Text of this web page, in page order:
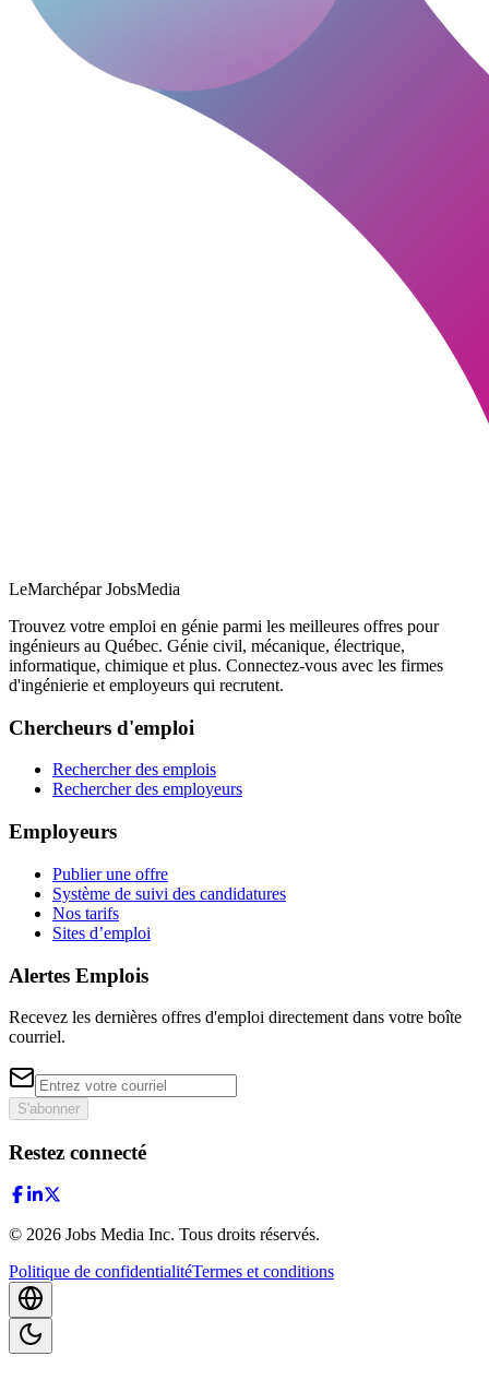
LeMarchépar JobsMedia
Trouvez votre emploi en génie parmi les meilleures offres pour
ingénieurs au Québec. Génie civil, mécanique, électrique,
informatique, chimique et plus. Connectez-vous avec les firmes
d'ingénierie et employeurs qui recrutent.
Chercheurs d'emploi
Rechercher des emplois
Rechercher des employeurs
Employeurs
Publier une offre
Système de suivi des candidatures
Nos tarifs
Sites d’emploi
Alertes Emplois
Recevez les dernières offres d'emploi directement dans votre boîte
courriel.
S'abonner
Restez connecté
© 2026 Jobs Media Inc. Tous droits réservés.
Politique de confidentialitéTermes et conditions